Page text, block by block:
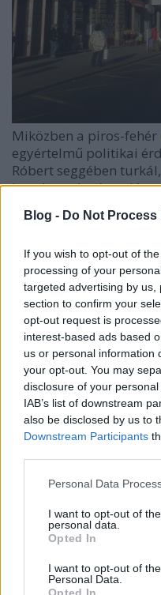
Blog - Do Not
If you wish to opt-out of
processing of your
targeted advertising by
section to confirm your
opt-out request is
interest-based ads based
us or personal information
your opt-out. You may
disclosure of your
IAB’s list of downstream
also be disclosed by us to
Downstream Participants
Please note that this
not limited to your visit or
grant or deny consent to
use your data for below
consent section.
Personal Data
I want to opt-out of
personal data.
Opted In
I want to opt-out of
Personal Data.
Opted In
Miközben a piros-fehér
egyértelmű politikai
Róbert seggében
igen komoly támadás
szivárvány színűre
Na jó vegyük
szövetség39elképesztő
mellékutcákban
bunkerforma
villogó acéllapocskát
sarkán, ami a szűk
vonzóvá, hívogatóvá
szél mozgatja, így egy
Közben a
levélkén a híres
Senki sem látja, de
megnyugtatja a dolog.
elemeket a szivárvány
hogy a színházat
tényleg gyönyörű,
Öröm végigmenni Pest
rácsodálkozni.